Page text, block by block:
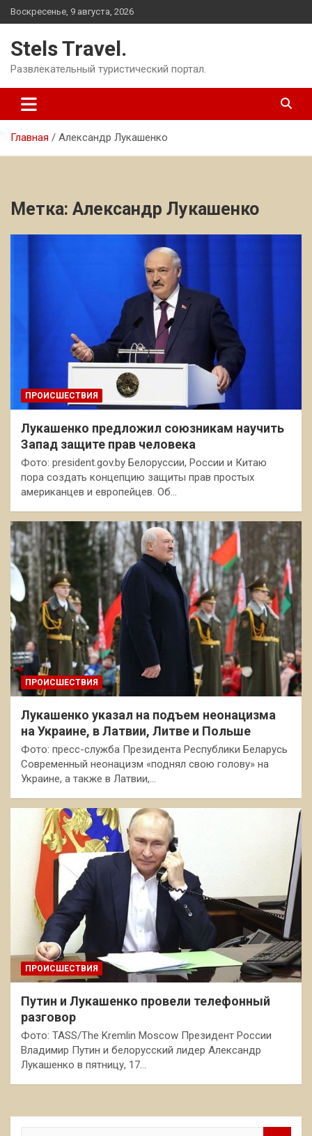
Перейти
к
Воскресенье, 9 августа, 2026
Stels Travel.
Развлекательный туристический портал.
Главная Александр Лукашенко
Метка: Александр Лукашенко
ПРОИСШЕСТВИЯ
Лукашенко предложил союзникам научить
Запад защите прав человека
Фото: president.gov.by Белоруссии, России и Китаю
пора создать концепцию защиты прав простых
американцев и европейцев. Об…
ПРОИСШЕСТВИЯ
Лукашенко указал на подъем неонацизма
на Украине, в Латвии, Литве и Польше
Фото: пресс-служба Президента Республики Беларусь
Современный неонацизм «поднял свою голову» на
Украине, а также в Латвии,…
ПРОИСШЕСТВИЯ
Путин и Лукашенко провели телефонный
разговор
Фото: TASS/The Kremlin Moscow Президент России
Владимир Путин и белорусский лидер Александр
Лукашенко в пятницу, 17…